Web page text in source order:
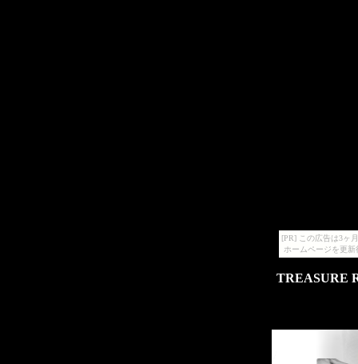
[PR] この広告は3ヶ
ホームページを更
TREASURE